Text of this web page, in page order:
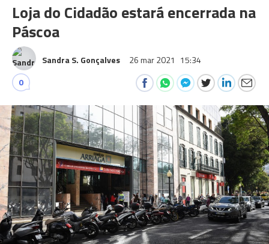
Loja do Cidadão estará encerrada na
Páscoa
Sandra S. Gonçalves 26 mar 2021 15:34
0